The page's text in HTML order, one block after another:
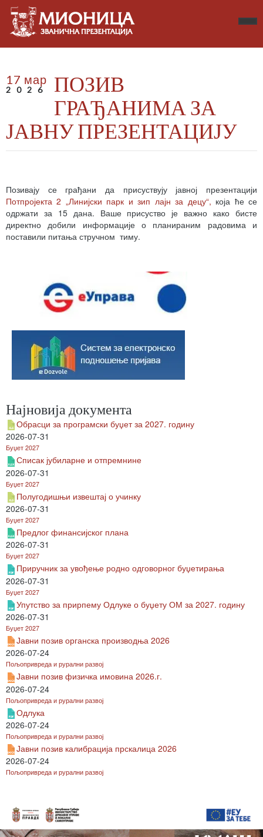
17 мар
2026
ПОЗИВ
ГРАЂАНИМА ЗА
ЈАВНУ ПРЕЗЕНТАЦИЈУ
Позивају се грађани да присуствују јавној презентацији
Потпројекта 2 „Линијски парк и зип лајн за децу“, која ће се
одржати за 15 дана. Ваше присуство је важно како бисте
директно добили информације о планираним радовима и
поставили питања стручном тиму.
Најновија документа
Обрасци за програмски буџет за 2027. годину
2026-07-31
Буџет 2027
Списак јубиларне и отпремнине
2026-07-31
Буџет 2027
Полугодишњи извештај о учинку
2026-07-31
Буџет 2027
Предлог финансијског плана
2026-07-31
Буџет 2027
Приручник за увођење родно одговорног буџетирања
2026-07-31
Буџет 2027
Упутство за прирпему Одлуке о буџету ОМ за 2027. годину
2026-07-31
Буџет 2027
Јавни позив органска производња 2026
2026-07-24
Пољопривреда и рурални развој
Јавни позив физичка имовина 2026.г.
2026-07-24
Пољопривреда и рурални развој
Одлука
2026-07-24
Пољопривреда и рурални развој
Јавни позив калибрација прскалица 2026
2026-07-24
Пољопривреда и рурални развој